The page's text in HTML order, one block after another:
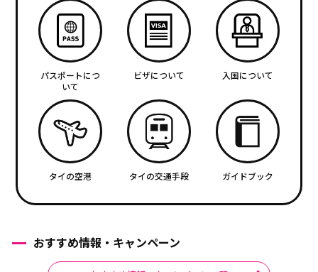
パスポートにつ
いて
ビザについて 入国について
タイの空港 タイの交通手段 ガイドブック
おすすめ情報・キャンペーン